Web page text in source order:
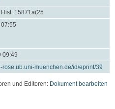
15871a(25
09:49
rose.ub.uni-muenchen.de/id/eprint/39
und Editoren: Dokument bearbeiten